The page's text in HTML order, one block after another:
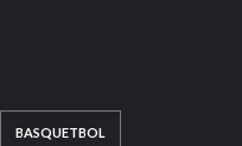
BASQUETBOL